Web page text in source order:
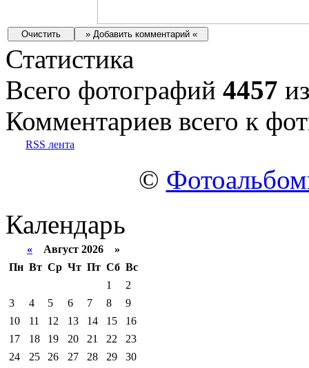
Статистика
Всего фотографий 4457
Комментариев всего к
RSS лента
©
Календарь
« Август 2026 »
Пн Вт Ср Чт Пт Сб Вс
1
2
3
4 5 6 7 8
9
10
11 12 13 14 15
16
17
18 19 20 21 22
23
24
25 26 27 28 29
30